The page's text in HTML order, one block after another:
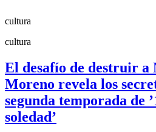
cultura
cultura
El desafío de destruir a
Moreno revela los
segunda temporada de
soledad’